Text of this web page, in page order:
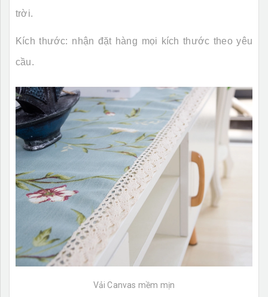
trời.
Kích thước: nhận đặt hàng mọi kích thước theo yêu
cầu.
Vải Canvas mềm mịn